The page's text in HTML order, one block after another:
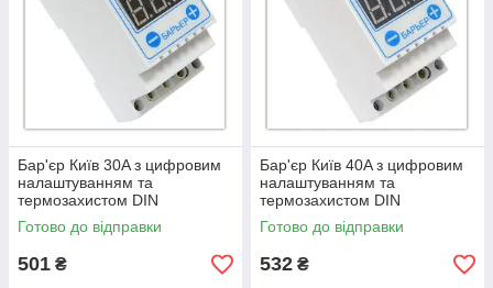
Бар'єр Київ 30A з цифровим
налаштуванням та
термозахистом DIN
Готово до відправки
501 ₴
Бар'єр Київ 40A з цифровим
налаштуванням та
термозахистом DIN
Готово до відправки
532 ₴